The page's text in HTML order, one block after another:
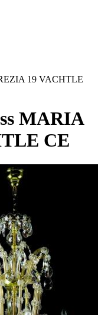
19 VACHTLE
MARIA
CE